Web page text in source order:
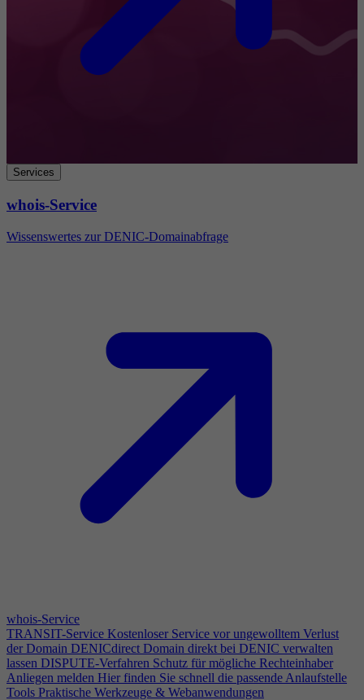
Services
whois-Service
Wissenswertes zur DENIC-Domainabfrage
whois-Service
TRANSIT-Service Kostenloser Service vor ungewolltem Verlust
der Domain DENICdirect Domain direkt bei DENIC verwalten
lassen DISPUTE-Verfahren Schutz für mögliche Rechteinhaber
Anliegen melden Hier finden Sie schnell die passende Anlaufstelle
Tools Praktische Werkzeuge & Webanwendungen